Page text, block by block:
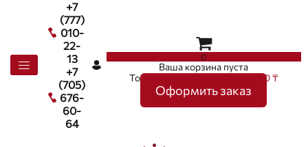
+7
(777)
010-
22-
13
+7
(705)
676-
60-
64
0
Ваша корзина пуста
Товаров в корзине
на сумму0 ₸
Оформить заказ